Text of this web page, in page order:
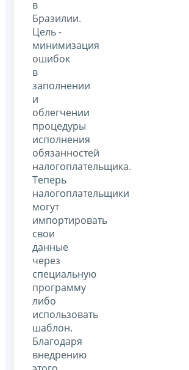
в
Бразилии.
Цель -
минимизация
ошибок
в
заполнении
и
облегчении
процедуры
исполнения
обязанностей
налогоплательщика.
Теперь
налогоплательщики
могут
импортировать
свои
данные
через
специальную
программу
либо
использовать
шаблон.
Благодаря
внедрению